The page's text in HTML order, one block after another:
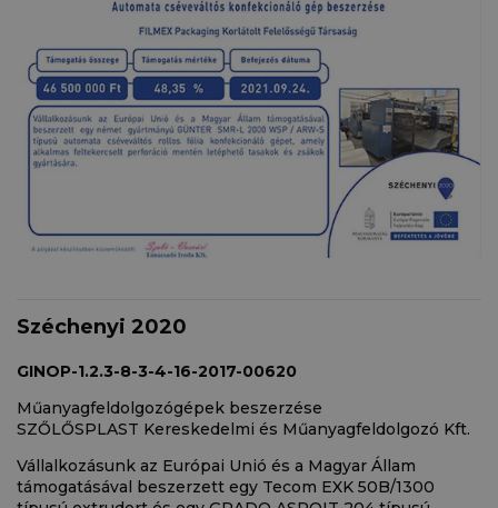
Széchenyi 2020
GINOP-1.2.3-8-3-4-16-2017-00620
Műanyagfeldolgozógépek beszerzése
SZŐLŐSPLAST Kereskedelmi és Műanyagfeldolgozó Kft.
Vállalkozásunk az Európai Unió és a Magyar Állam
támogatásával beszerzett egy Tecom EXK 50B/1300